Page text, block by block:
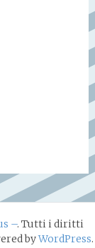
–. Tutti i diritti
byWordPress.